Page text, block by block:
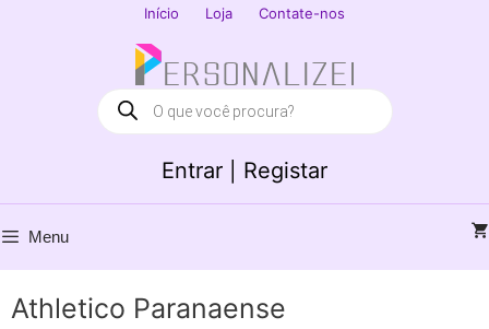
Início Loja Contate-nos
Entrar | Registar
Products
search
Menu
Athletico Paranaense